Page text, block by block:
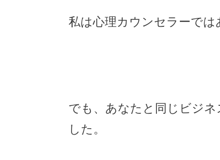
私は心理カウンセラーで
でも、あなたと同じビジ
した。